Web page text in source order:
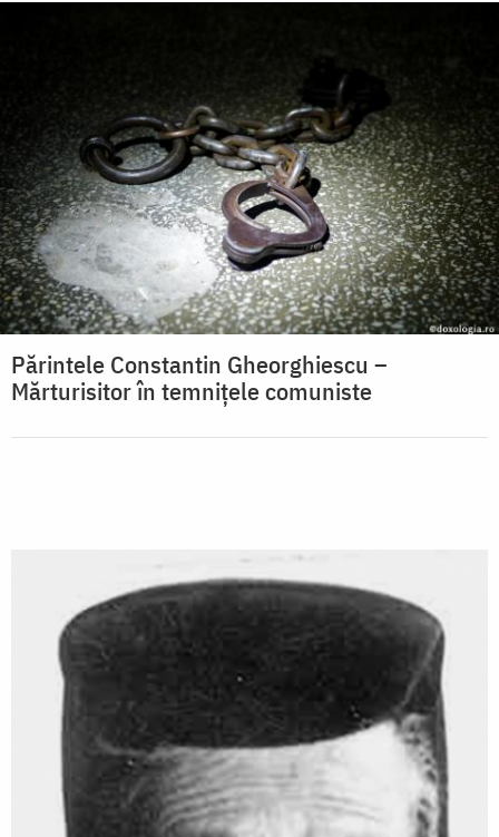
Părintele Constantin Gheorghiescu –
Mărturisitor în temnițele comuniste